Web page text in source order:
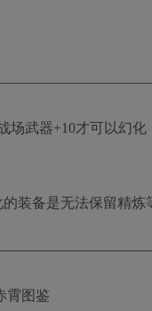
武器+10才可以幻
装备是无法保留精炼
霄图鉴